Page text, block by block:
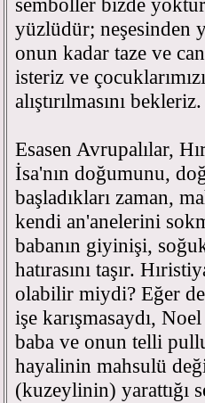
semboller bizde
yüzlüdür; neşesinden
onun kadar taze ve
isteriz ve
alıştırılmasını
Esasen Avrupalılar,
İsa'nın doğumunu,
başladıkları zaman,
kendi an'anelerini
babanın giyinişi,
hatırasını taşır.
olabilir miydi? Eğer
işe karışmasaydı,
baba ve onun telli
hayalinin mahsulü
(kuzeylinin)